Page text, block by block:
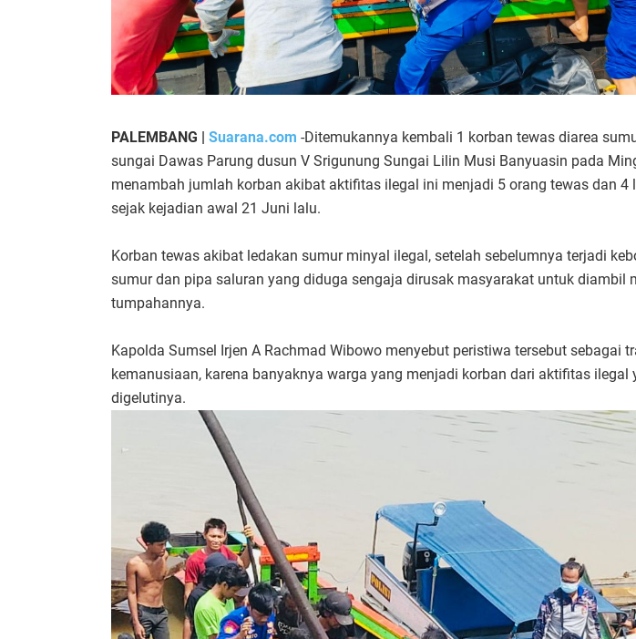
PALEMBANG | Suarana.com -Ditemukannya kembali 1 korban tewas diarea
sungai Dawas Parung dusun V Srigunung Sungai Lilin Musi Banyuasin pada
menambah jumlah korban akibat aktifitas ilegal ini menjadi 5 orang tewas dan 4
sejak kejadian awal 21 Juni lalu.
Korban tewas akibat ledakan sumur minyal ilegal, setelah sebelumnya terjadi
sumur dan pipa saluran yang diduga sengaja dirusak masyarakat untuk diambil
tumpahannya.
Kapolda Sumsel Irjen A Rachmad Wibowo menyebut peristiwa tersebut sebagai
kemanusiaan, karena banyaknya warga yang menjadi korban dari aktifitas ilegal
digelutinya.